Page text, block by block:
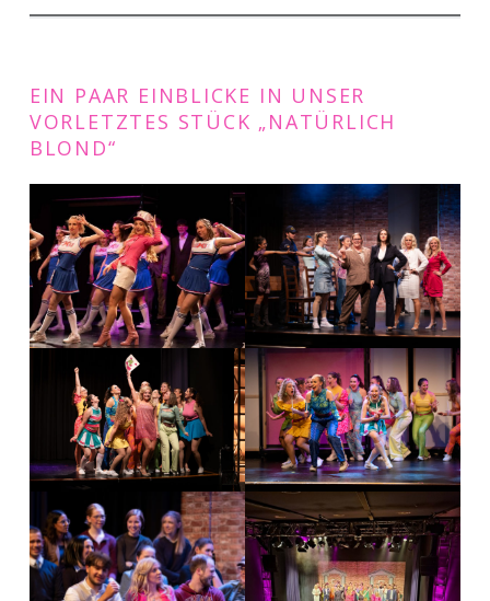
EIN PAAR EINBLICKE IN UNSER
VORLETZTES STÜCK „NATÜRLICH
BLOND“